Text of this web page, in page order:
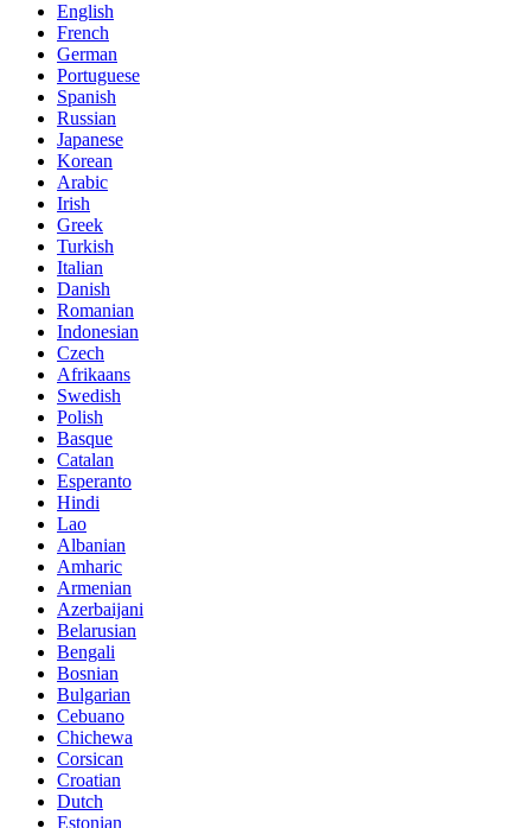
English
French
German
Portuguese
Spanish
Russian
Japanese
Korean
Arabic
Irish
Greek
Turkish
Italian
Danish
Romanian
Indonesian
Czech
Afrikaans
Swedish
Polish
Basque
Catalan
Esperanto
Hindi
Lao
Albanian
Amharic
Armenian
Azerbaijani
Belarusian
Bengali
Bosnian
Bulgarian
Cebuano
Chichewa
Corsican
Croatian
Dutch
Estonian